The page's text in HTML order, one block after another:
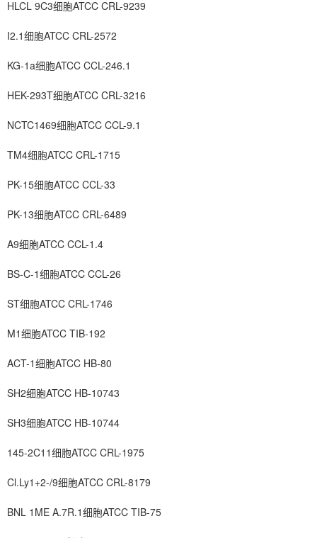
HLCL 9C3细胞ATCC CRL-9239
I2.1细胞ATCC CRL-2572
KG-1a细胞ATCC CCL-246.1
HEK-293T细胞ATCC CRL-3216
NCTC1469细胞ATCC CCL-9.1
TM4细胞ATCC CRL-1715
PK-15细胞ATCC CCL-33
PK-13细胞ATCC CRL-6489
A9细胞ATCC CCL-1.4
BS-C-1细胞ATCC CCL-26
ST细胞ATCC CRL-1746
M1细胞ATCC TIB-192
ACT-1细胞ATCC HB-80
SH2细胞ATCC HB-10743
SH3细胞ATCC HB-10744
145-2C11细胞ATCC CRL-1975
Cl.Ly1+2-/9细胞ATCC CRL-8179
BNL 1ME A.7R.1细胞ATCC TIB-75